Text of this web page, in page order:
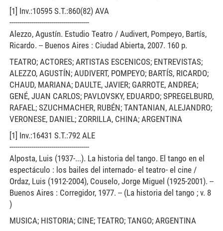
[1] Inv.:10595 S.T.:860(82) AVA
----------------------------------------
Alezzo, Agustín. Estudio Teatro / Audivert, Pompeyo, Bartís,
Ricardo. -- Buenos Aires : Ciudad Abierta, 2007. 160 p.
TEATRO; ACTORES; ARTISTAS ESCENICOS; ENTREVISTAS;
ALEZZO, AGUSTÍN; AUDIVERT, POMPEYO; BARTÍS, RICARDO;
CHAUD, MARIANA; DAULTE, JAVIER; GARROTE, ANDREA;
GENÉ, JUAN CARLOS; PAVLOVSKY, EDUARDO; SPREGELBURD,
RAFAEL; SZUCHMACHER, RUBÉN; TANTANIAN, ALEJANDRO;
VERONESE, DANIEL; ZORRILLA, CHINA; ARGENTINA
[1] Inv.:16431 S.T.:792 ALE
----------------------------------------
Alposta, Luis (1937-...). La historia del tango. El tango en el
espectáculo : los bailes del internado- el teatro- el cine /
Ordaz, Luis (1912-2004), Couselo, Jorge Miguel (1925-2001). --
Buenos Aires : Corregidor, 1977. -- (La historia del tango ; v. 8
)
MUSICA; HISTORIA; CINE; TEATRO; TANGO; ARGENTINA